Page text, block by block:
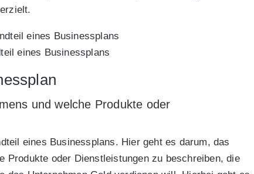
eines Businessplans
und welche Produkte oder
eines Businessplans. Hier geht es darum, das
Produkte oder Dienstleistungen zu beschreiben, die